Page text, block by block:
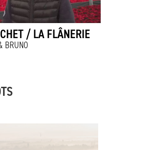
/ LA FLÂNERIE
BRUNO